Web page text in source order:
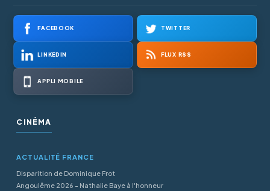
FACEBOOK TWITTER
LINKEDIN FLUX RSS
APPLI MOBILE
CINÉMA
ACTUALITÉ FRANCE
Disparition de Dominique Frot
Angoulême 2026 - Nathalie Baye à l'honneur